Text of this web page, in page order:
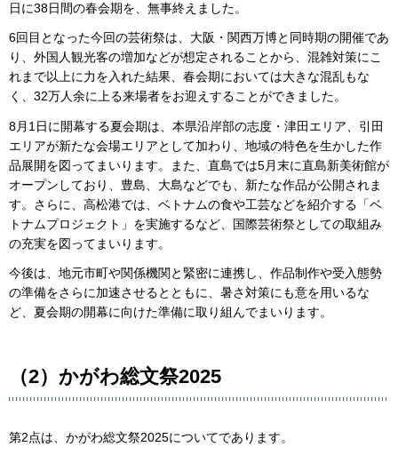
日に38日間の春会期を、無事終えました。
6回目となった今回の芸術祭は、大阪・関西万博と同時期の開催であ
り、外国人観光客の増加などが想定されることから、混雑対策にこ
れまで以上に力を入れた結果、春会期においては大きな混乱もな
く、32万人余に上る来場者をお迎えすることができました。
8月1日に開幕する夏会期は、本県沿岸部の志度・津田エリア、引田
エリアが新たな会場エリアとして加わり、地域の特色を生かした作
品展開を図ってまいります。また、直島では5月末に直島新美術館が
オープンしており、豊島、大島などでも、新たな作品が公開されま
す。さらに、高松港では、ベトナムの食や工芸などを紹介する「ベ
トナムプロジェクト」を実施するなど、国際芸術祭としての取組み
の充実を図ってまいります。
今後は、地元市町や関係機関と緊密に連携し、作品制作や受入態勢
の準備をさらに加速させるとともに、暑さ対策にも意を用いるな
ど、夏会期の開幕に向けた準備に取り組んでまいります。
（2）かがわ総文祭2025
第2点は、かがわ総文祭2025についてであります。